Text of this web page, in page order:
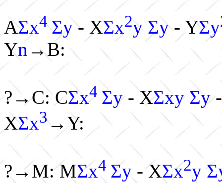
AΣx4 Σy- XΣx2y Σy - YΣy
Yn →B:
?→C: CΣx4 Σy - XΣxy Σy
XΣx3→Y:
?→M: MΣx4 Σy - XΣx2y